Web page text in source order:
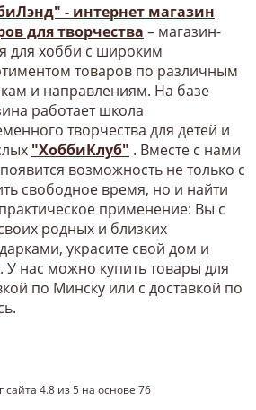
- интернет магазин
для творчества – магазин-
для хобби с широким
товаров по различным
и направлениям. На базе
работает школа
творчества для детей и
"ХоббиКлуб" . Вместе с нами
возможность не только с
свободное время, но и найти
применение: Вы с
родных и близких
украсите свой дом и
У нас можно купить товары для
по Минску или с доставкой по
сайта 4.8из5на основе 76